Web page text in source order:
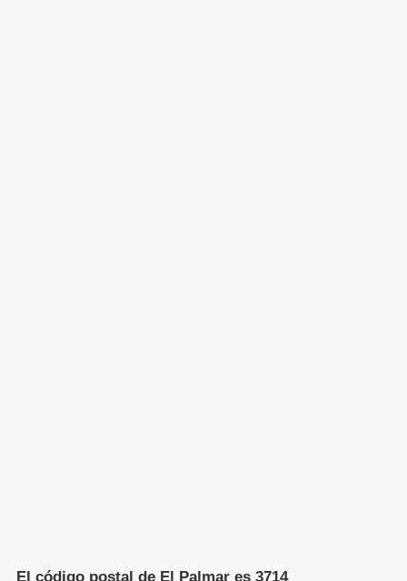
El código postal de El Palmar es 3714